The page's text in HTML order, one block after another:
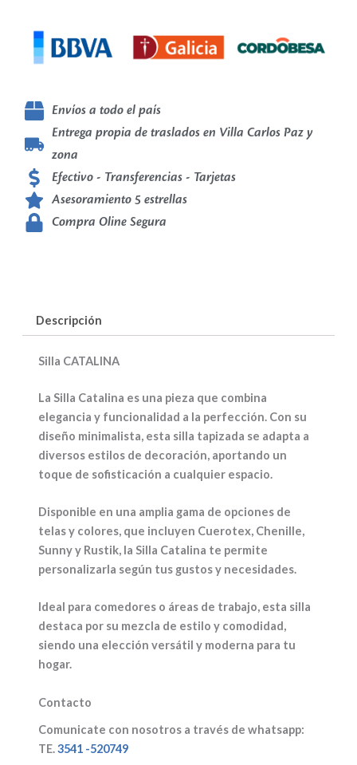
Envíos a todo el país
Entrega propia de traslados en Villa Carlos Paz y
zona
Efectivo - Transferencias - Tarjetas
Asesoramiento 5 estrellas
Compra Oline Segura
Descripción
Silla CATALINA
La Silla Catalina es una pieza que combina
elegancia y funcionalidad a la perfección. Con su
diseño minimalista, esta silla tapizada se adapta a
diversos estilos de decoración, aportando un
toque de sofisticación a cualquier espacio.
Disponible en una amplia gama de opciones de
telas y colores, que incluyen Cuerotex, Chenille,
Sunnyy Rustik, la Silla Catalina te permite
personalizarla según tus gustos y necesidades.
Ideal para comedores o áreas de trabajo, esta silla
destaca por su mezcla de estilo y comodidad,
siendo una elección versátil y moderna para tu
hogar.
Contacto
Comunicate con nosotros a través de whatsapp:
TE.3541 -520749